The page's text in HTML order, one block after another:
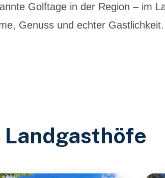
Golftage in der Region – im
Genuss und echter Gastlichkeit.
Landgasthöfe